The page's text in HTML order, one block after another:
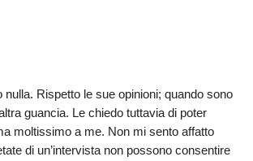
Rispetto le sue opinioni; quando sono
guancia. Le chiedo tuttavia di poter
moltissimo a me. Non mi sento affatto
di un’intervista non possono consentire